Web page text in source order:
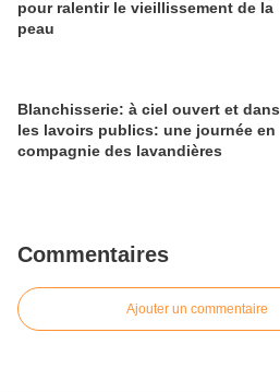
pour ralentir le vieillissement de la
peau
Blanchisserie: à ciel ouvert et dans
les lavoirs publics: une journée en
compagnie des lavandières
Commentaires
Ajouter un commentaire